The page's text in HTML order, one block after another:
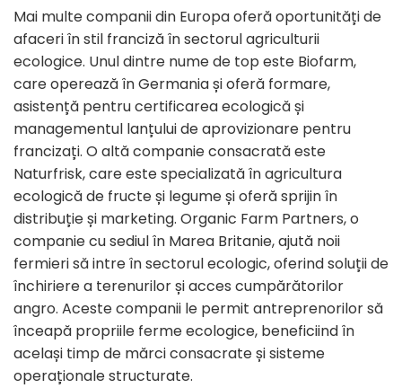
Mai multe companii din Europa oferă oportunități de
afaceri în stil franciză în sectorul agriculturii
ecologice. Unul dintre nume de top este Biofarm,
care operează în Germania și oferă formare,
asistență pentru certificarea ecologică și
managementul lanțului de aprovizionare pentru
francizați. O altă companie consacrată este
Naturfrisk, care este specializată în agricultura
ecologică de fructe și legume și oferă sprijin în
distribuție și marketing. Organic Farm Partners, o
companie cu sediul în Marea Britanie, ajută noii
fermieri să intre în sectorul ecologic, oferind soluții de
închiriere a terenurilor și acces cumpărătorilor
angro. Aceste companii le permit antreprenorilor să
înceapă propriile ferme ecologice, beneficiind în
același timp de mărci consacrate și sisteme
operaționale structurate.